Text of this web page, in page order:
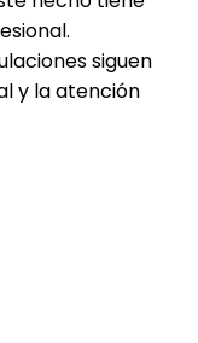
siguen
y la atención